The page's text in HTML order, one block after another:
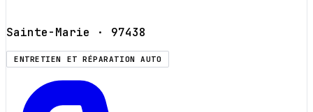
Sainte-Marie · 97438
ENTRETIEN ET RÉPARATION AUTO